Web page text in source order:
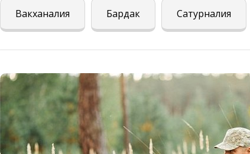
Вакханалия Бардак Сатурналия